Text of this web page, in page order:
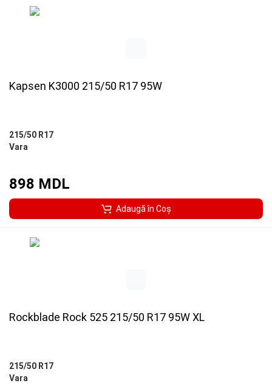
Kapsen K3000 215/50 R17 95W
215/50 R17
Vara
898 MDL
Adaugă în Coş
Rockblade Rock 525 215/50 R17 95W XL
215/50 R17
Vara